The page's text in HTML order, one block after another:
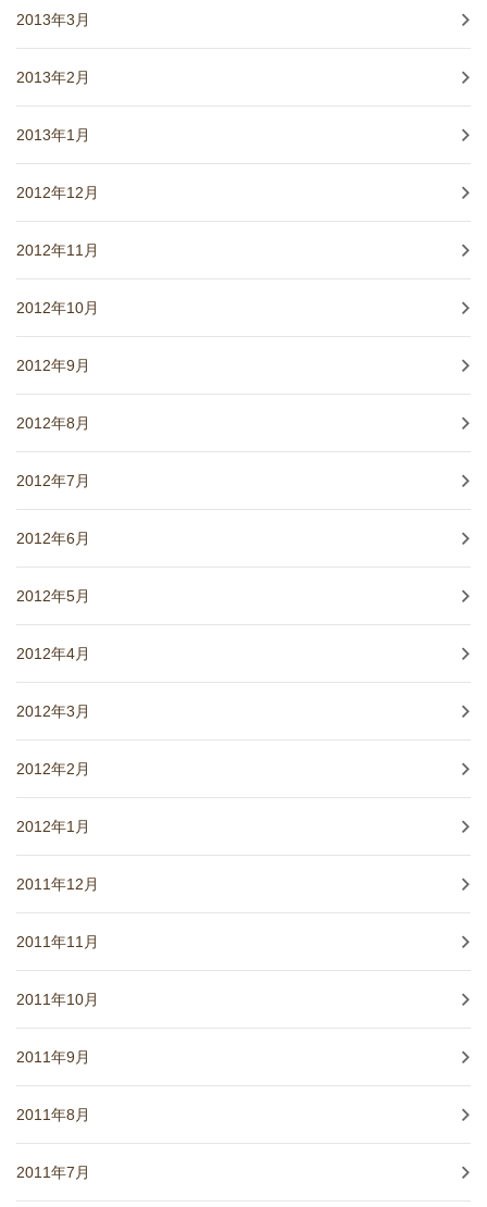
2013年3月
2013年2月
2013年1月
2012年12月
2012年11月
2012年10月
2012年9月
2012年8月
2012年7月
2012年6月
2012年5月
2012年4月
2012年3月
2012年2月
2012年1月
2011年12月
2011年11月
2011年10月
2011年9月
2011年8月
2011年7月